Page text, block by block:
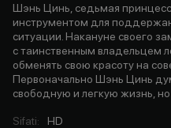
Шэнь Цинь, седьмая
инструментом для
ситуации. Накануне своего
с таинственным владельцем
обменять свою красоту на
Первоначально Шэнь Цинь
свободную и легкую жизнь, но
Sifati: HD